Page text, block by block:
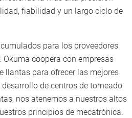
fiabilidad y un largo ciclo de
para los proveedores
coopera con empresas
llantas para ofrecer las mejores
de centros de torneado
nos atenemos a nuestros altos
principios de mecatrónica.